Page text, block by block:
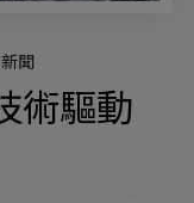
聞
術驅動